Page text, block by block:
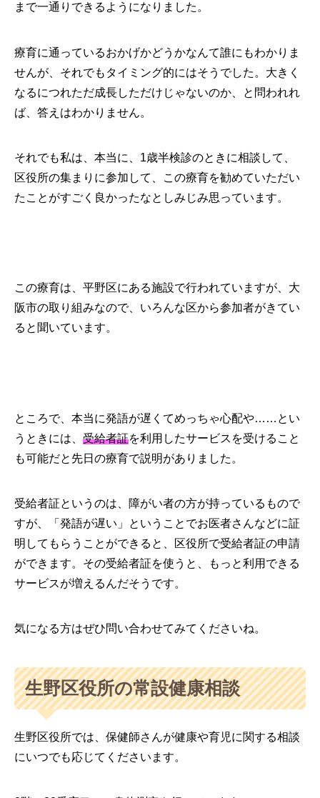
まで一通りできるようになりました。
療育に通っているおかげかどうかなんて誰にもわかりま
せんが、それでもタイミング的にはそうでした。大きく
なるにつれただ成長しただけじゃないのか、と問われれ
ば、答えはわかりません。
それでも私は、本当に、1歳半検診のときに相談して、
区役所の集まりに参加して、この療育を勧めていただい
たことがすごく良かったなとしみじみ思っています。
この療育は、平野区にある施設で行われていますが、大
阪市の取り組みなので、いろんな区から参加者がきてい
ると聞いています。
ところで、本当に発語が遅くてめっちゃ心配や……とい
うときには、 受給者証を利用したサービスを受けること
も可能だと先日の療育で説明がありました。
受給者証というのは、障がい者の方が持っているもので
すが、「発語が遅い」ということでお医者さんなどに証
明してもらうことができると、区役所で受給者証の申請
ができます。その受給者証を使うと、もっと利用できる
サービスが増えるんだそうです。
気になる方はぜひ問い合わせてみてくださいね。
生野区役所の常設健康相談
生野区役所では、保健師さんが健康や育児に関する相談
にいつでも応じてくださいます。